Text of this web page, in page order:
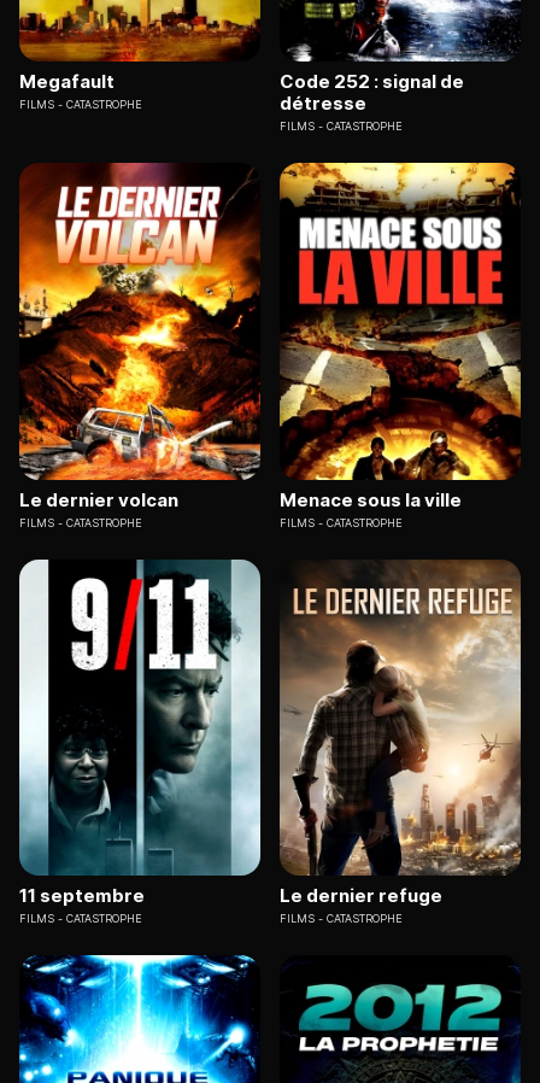
Megafault
FILMS CATASTROPHE
Code 252 : signal de
détresse
FILMS CATASTROPHE
Le dernier volcan
FILMS CATASTROPHE
Menace sous la ville
FILMS CATASTROPHE
11 septembre
FILMS CATASTROPHE
Le dernier refuge
FILMS CATASTROPHE